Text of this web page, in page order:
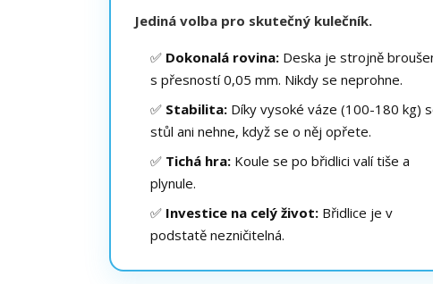
Jediná volba pro skutečný kulečník.
✅ Dokonalá rovina: Deska je strojně
s přesností 0,05 mm. Nikdy se neprohne.
✅ Stabilita: Díky vysoké váze (100-180 kg)
stůl ani nehne, když se o něj opřete.
✅ Tichá hra: Koule se po břidlici valí tiše a
plynule.
✅ Investice na celý život: Břidlice je v
podstatě nezničitelná.